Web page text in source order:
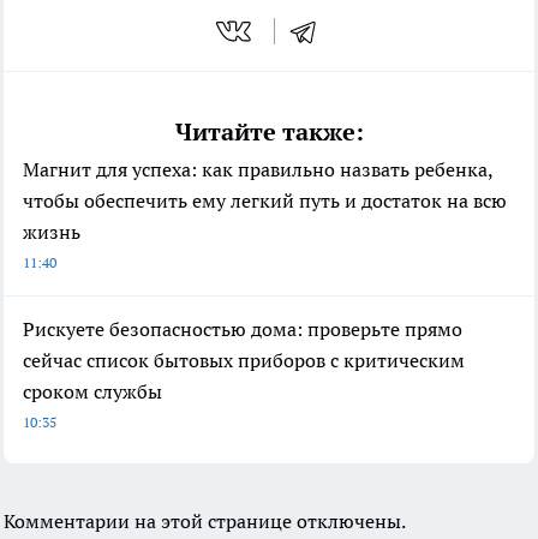
Читайте также:
Магнит для успеха: как правильно назвать ребенка,
чтобы обеспечить ему легкий путь и достаток на всю
жизнь
11:40
Рискуете безопасностью дома: проверьте прямо
сейчас список бытовых приборов с критическим
сроком службы
10:35
Комментарии на этой странице отключены.